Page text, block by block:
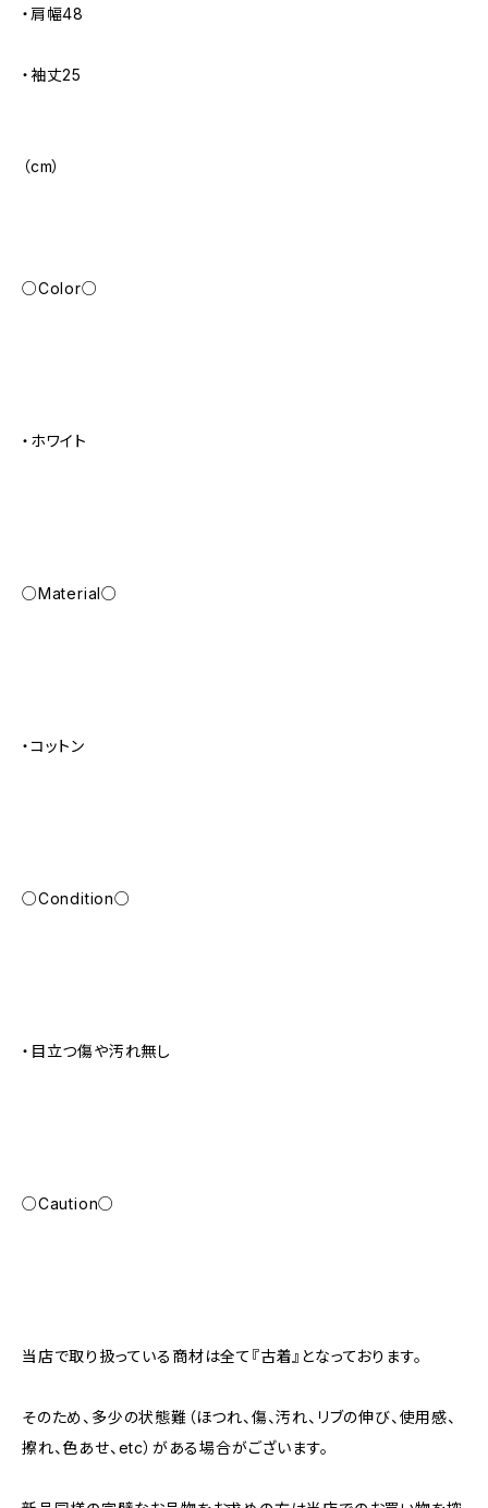
・肩幅48
・袖丈25
（cm）
○Color○
・ホワイト
○Material○
・コットン
○Condition○
・目立つ傷や汚れ無し
○Caution○
当店で取り扱っている商材は全て『古着』となっております。
そのため、多少の状態難（ほつれ、傷、汚れ、リブの伸び、使用感、
擦れ、色あせ、etc）がある場合がございます。